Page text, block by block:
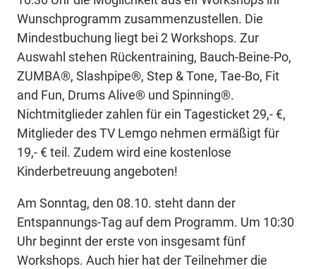
Wunschprogramm zusammenzustellen. Die
Mindestbuchung liegt bei 2 Workshops. Zur
Auswahl stehen Rückentraining, Bauch-Beine-Po,
ZUMBA®, Slashpipe®, Step & Tone, Tae-Bo, Fit
and Fun, Drums Alive® und Spinning®.
Nichtmitglieder zahlen für ein Tagesticket 29,- €,
Mitglieder des TV Lemgo nehmen ermäßigt für
19,- € teil. Zudem wird eine kostenlose
Kinderbetreuung angeboten!
Am Sonntag, den 08.10. steht dann der
Entspannungs-Tag auf dem Programm. Um 10:30
Uhr beginnt der erste von insgesamt fünf
Workshops. Auch hier hat der Teilnehmer die